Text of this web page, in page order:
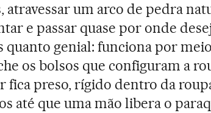
atravessar um arco de pedra
e passar quase por onde
quanto genial: funciona por
os bolsos que configuram a
fica preso, rígido dentro da
até que uma mão libera o